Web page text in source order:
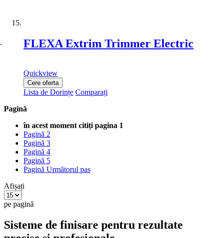
FLEXA Extrim Trimmer Electric
Quickview
Cere oferta
Lista de Dorințe Comparați
Pagină
în acest moment citiți pagina 1
Pagină 2
Pagină 3
Pagină 4
Pagină 5
Pagină Următorul pas
Afișați
pe pagină
Sisteme de finisare pentru rezultate